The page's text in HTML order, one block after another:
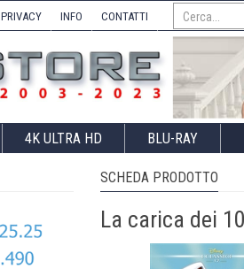
PRIVACY INFO CONTATTI
4K ULTRA HD BLU-RAY
SCHEDA PRODOTTO
La carica dei